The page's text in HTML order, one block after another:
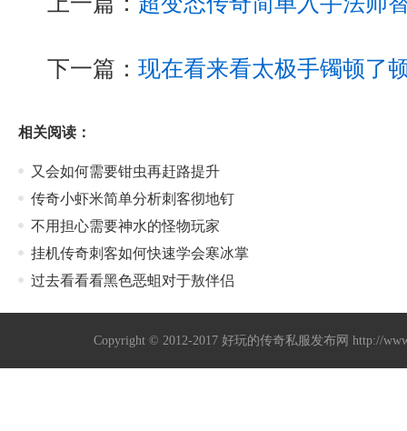
下一篇： 现在看来看太极手镯顿了
相关阅读：
又会如何需要钳虫再赶路提升
传奇小虾米简单分析刺客彻地钉
不用担心需要神水的怪物玩家
挂机传奇刺客如何快速学会寒冰掌
过去看看看黑色恶蛆对于敖伴侣
Copyright © 2012-2017好玩的传奇私服发布网 http://